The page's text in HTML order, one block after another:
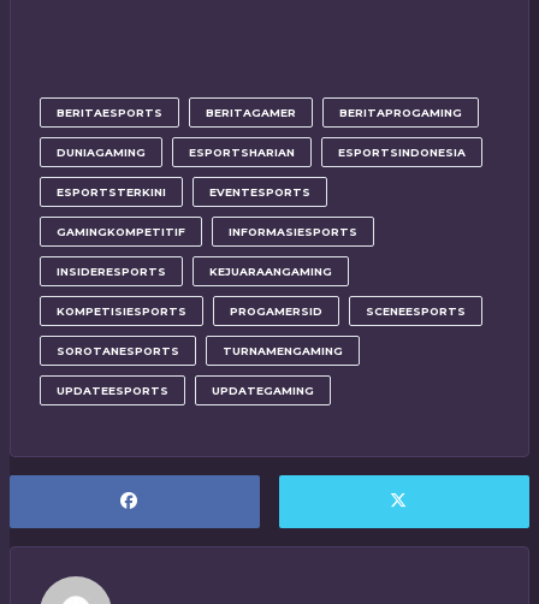
BERITAESPORTS BERITAGAMER BERITAPROGAMING
DUNIAGAMING ESPORTSHARIAN ESPORTSINDONESIA
ESPORTSTERKINI EVENTESPORTS
GAMINGKOMPETITIF INFORMASIESPORTS
INSIDERESPORTS KEJUARAANGAMING
KOMPETISIESPORTS PROGAMERSID SCENEESPORTS
SOROTANESPORTS TURNAMENGAMING
UPDATEESPORTS UPDATEGAMING